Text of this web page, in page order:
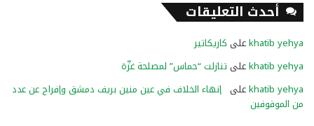
أحدث التعليقات
khatib yehyaعلى كاريكاتير
khatib yehyaعلى تنازلت “حماس” لمصلحة غزّة
khatib yehyaعلى إنهاء الخلاف في عين منين بريف دمشق وإفراج عن عدد
من الموقوفين